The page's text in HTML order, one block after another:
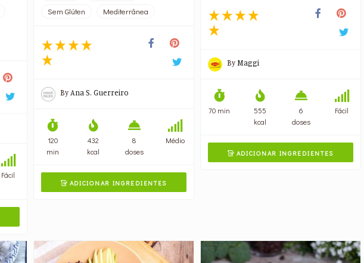
Fácil
Sem Glúten
Mediterrânea
ByAna S. Guerreiro
120
min
432
kcal
8
doses
Médio
ADICIONAR INGREDIENTES
ByMaggi
70 min
555
kcal
6
doses
Fácil
ADICIONAR INGREDIENTES